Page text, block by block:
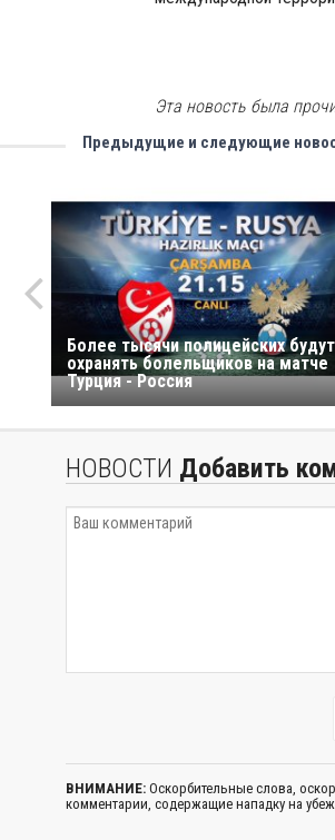
Эта новость была
Предыдущие и следующие
Более тысячи полицейских будут
охранять болельщиков на матче
Турция - Россия
НОВОСТИ Добавить
ВНИМАНИЕ: Оскорбительные слова,
комментарии, содержащие нападку на